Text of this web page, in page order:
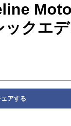
クエデ
ェアする